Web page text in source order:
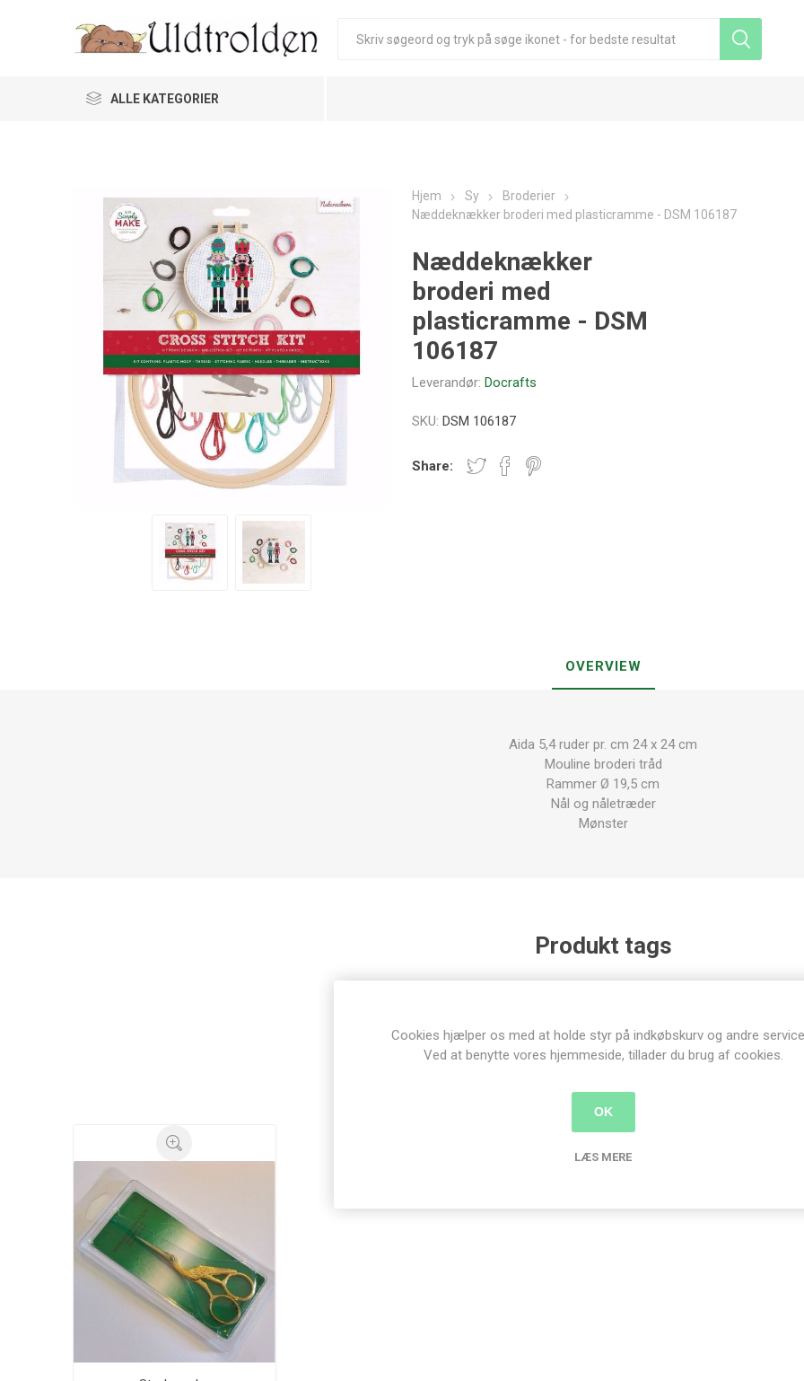
ALLE KATEGORIER
Hjem Sy
Broderier
Næddeknækker broderi med plasticramme - DSM 106187
Næddeknækker
broderi med
plasticramme - DSM
106187
Leverandør: Docrafts
SKU: DSM 106187
Share:
OVERVIEW
Aida 5,4 ruder pr. cm 24 x 24 cm
Mouline broderi tråd
Rammer Ø 19,5 cm
Nål og nåletræder
Mønster
Produkt tags
Relaterede produkter
Cookies hjælper os med at holde styr på indkøbskurv og andre
Ved at benytte vores hjemmeside, tillader du brug af cookies.
OK
LÆS MERE